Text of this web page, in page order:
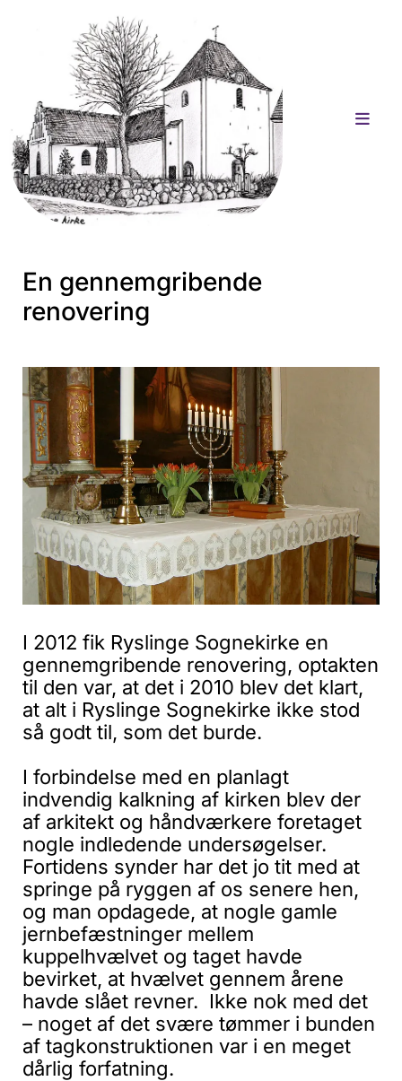
En gennemgribende
renovering
I 2012 fik Ryslinge Sognekirke en
gennemgribende renovering, optakten
til den var, at det i 2010 blev det klart,
at alt i Ryslinge Sognekirke ikke stod
så godt til, som det burde.
I forbindelse med en planlagt
indvendig kalkning af kirken blev der
af arkitekt og håndværkere foretaget
nogle indledende undersøgelser.
Fortidens synder har det jo tit med at
springe på ryggen af os senere hen,
og man opdagede, at nogle gamle
jernbefæstninger mellem
kuppelhvælvet og taget havde
bevirket, at hvælvet gennem årene
havde slået revner. Ikke nok med det
– noget af det svære tømmer i bunden
af tagkonstruktionen var i en meget
dårlig forfatning.